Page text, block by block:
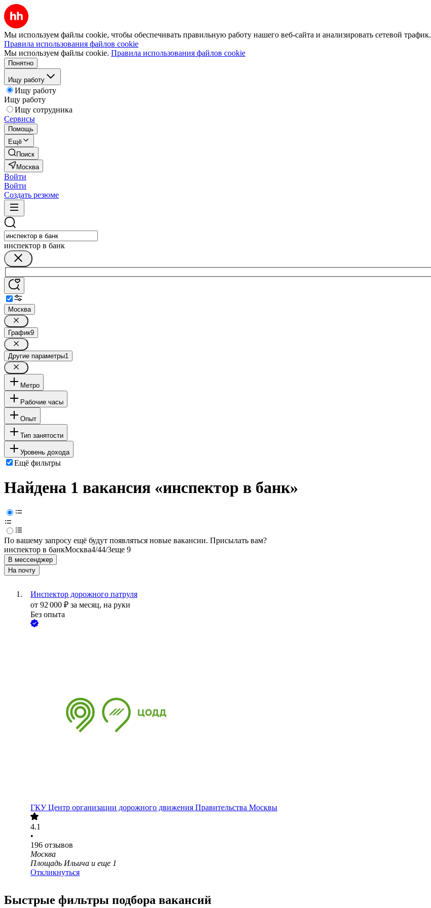
Мы используем файлы cookie, чтобы обеспечивать правильную работу нашего веб-сайта и анализировать сетевой трафик.
Правила использования файлов cookie
Мы используем файлы cookie. Правила использования файлов cookie
Понятно
Ищу работу
Ищу работу
Ищу работу
Ищу сотрудника
Сервисы
Помощь
Ещё
Поиск
Москва
Войти
Войти
Создать резюме
инспектор в банк
Москва
График9
Другие параметры1
Метро
Рабочие часы
Опыт
Тип занятости
Уровень дохода
Ещё фильтры
Найдена 1 вакансия «инспектор в банк»
По вашему запросу ещё будут появляться новые вакансии. Присылать вам?
инспектор в банкМосква4/44/3еще 9
В мессенджер
На почту
Инспектор дорожного патруля
от 92 000 ₽ за месяц, на руки
Без опыта
ГКУ Центр организации дорожного движения Правительства Москвы
4.1
•
196 отзывов
Москва
Площадь Ильича и еще 1
Откликнуться
Быстрые фильтры подбора вакансий